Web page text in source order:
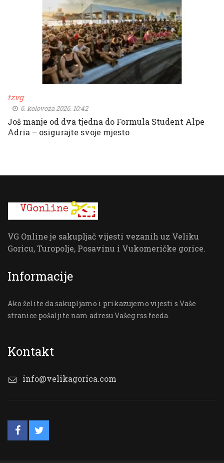
tzvg
6. kolovoza 2026. 10:42
Još manje od dva tjedna do Formula Student Alpe
Adria – osigurajte svoje mjesto
VG Online je sakupljač vijesti vezanih uz Veliku
Goricu, Turopolje, Posavinu i Vukomeričke gorice.
Informacije
Ako želite da sakupljamo i prikazujemo vijesti s Vaše
stranice pošaljite nam adresu Vašeg rss feeda.
Kontakt
info@velikagorica.com